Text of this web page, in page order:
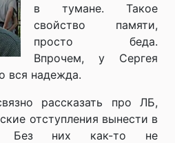
в тумане. Такое
свойство памяти,
просто беда.
Впрочем, у Сергея
вся надежда.
рассказать про ЛБ,
отступления вынести в
Без них как-то не